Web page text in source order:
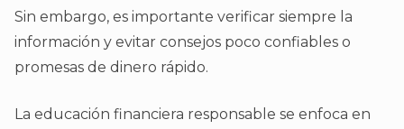
Sin embargo, es importante verificar siempre la
información y evitar consejos poco confiables o
promesas de dinero rápido.
La educación financiera responsable se enfoca en